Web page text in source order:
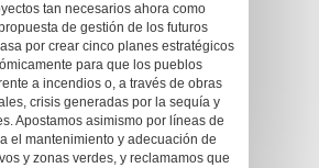
tan necesarios ahora como
de gestión de los futuros
por crear cinco planes estratégicos
para que los pueblos
a incendios o, a través de obras
crisis generadas por la sequía y
Apostamos asimismo por líneas de
el mantenimiento y adecuación de
y zonas verdes, y reclamamos que